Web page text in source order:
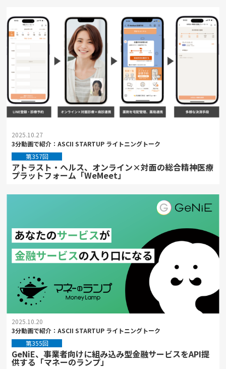
2025.10.27
3分動画で紹介：ASCII STARTUP ライトニングトーク
第357回
アトラスト・ヘルス、オンライン×対面の総合精神医療
プラットフォーム「WeMeet」
2025.10.20
3分動画で紹介：ASCII STARTUP ライトニングトーク
第355回
GeNiE、事業者向けに組み込み型金融サービスをAPI提
供する「マネーのランプ」